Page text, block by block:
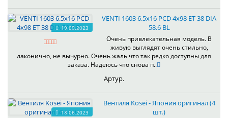
19.09.2023
VENTI 1603 6.5x16 PCD 4x98 ET 38 DIA
58.6 BL
Очень привлекательная модель. В
живую выглядят очень стильно,
лаконично, не вычурно. Очень жаль что так редко доступны для
заказа. Надеюсь что снова п..
Артур.
18.06.2023
Вентиля Kosei - Япония оригинал (4
шт.)